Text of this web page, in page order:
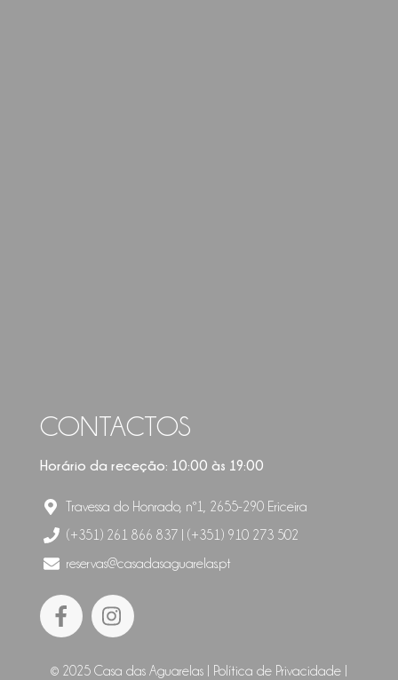
CONTACTOS
Horário da receção: 10:00 às 19:00
Travessa do Honrado, nº1, 2655-290 Ericeira
(+351) 261 866 837 | (+351) 910 273 502
reservas@casadasaguarelas.pt
© 2025 Casa das Aguarelas | Política de Privacidade